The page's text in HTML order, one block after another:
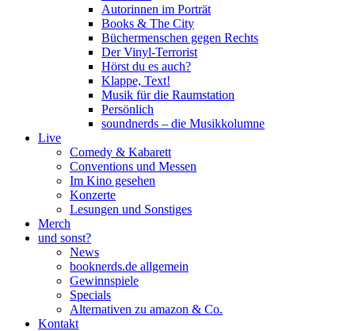
Autorinnen im Porträt
Books & The City
Büchermenschen gegen Rechts
Der Vinyl-Terrorist
Hörst du es auch?
Klappe, Text!
Musik für die Raumstation
Persönlich
soundnerds – die Musikkolumne
Live
Comedy & Kabarett
Conventions und Messen
Im Kino gesehen
Konzerte
Lesungen und Sonstiges
Merch
und sonst?
News
booknerds.de allgemein
Gewinnspiele
Specials
Alternativen zu amazon & Co.
Kontakt